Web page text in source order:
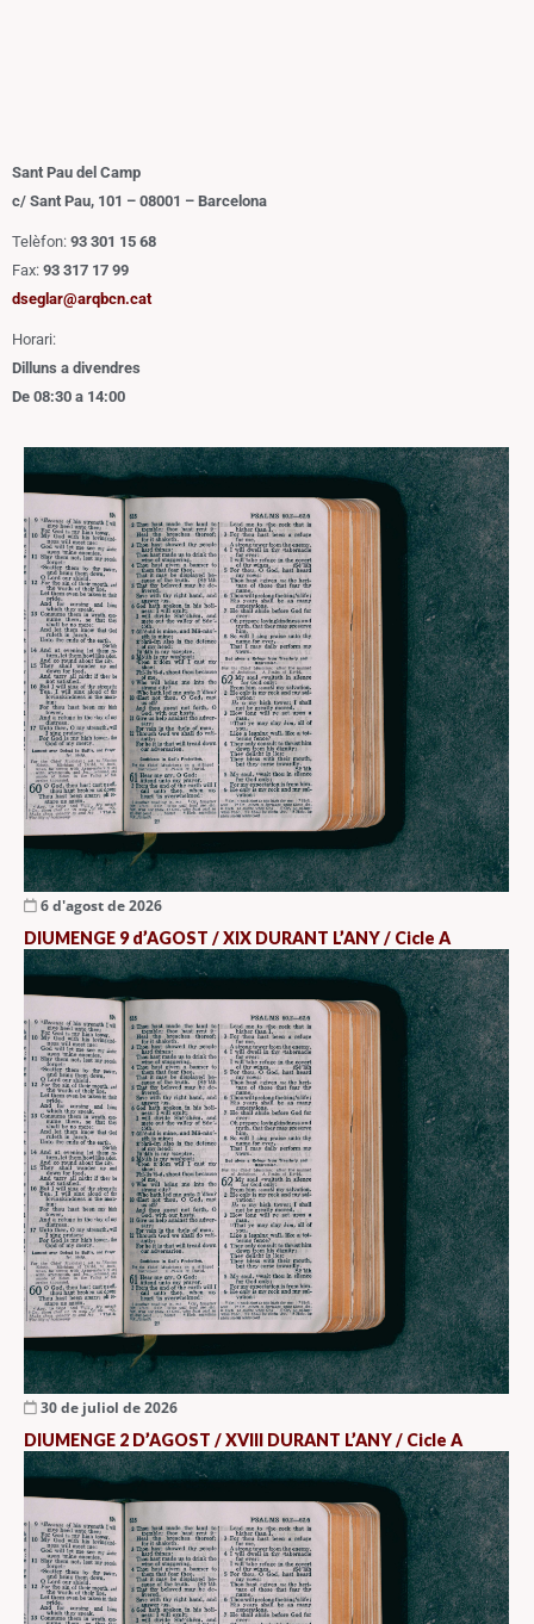
Sant Pau del Camp
c/ Sant Pau, 101 – 08001 – Barcelona
Telèfon: 93 301 15 68
Fax: 93 317 17 99
dseglar@arqbcn.cat
Horari:
Dilluns a divendres
De 08:30 a 14:00
6 d'agost de 2026
DIUMENGE 9 d’AGOST / XIX DURANT L’ANY / Cicle A
30 de juliol de 2026
DIUMENGE 2 D’AGOST / XVIII DURANT L’ANY / Cicle A